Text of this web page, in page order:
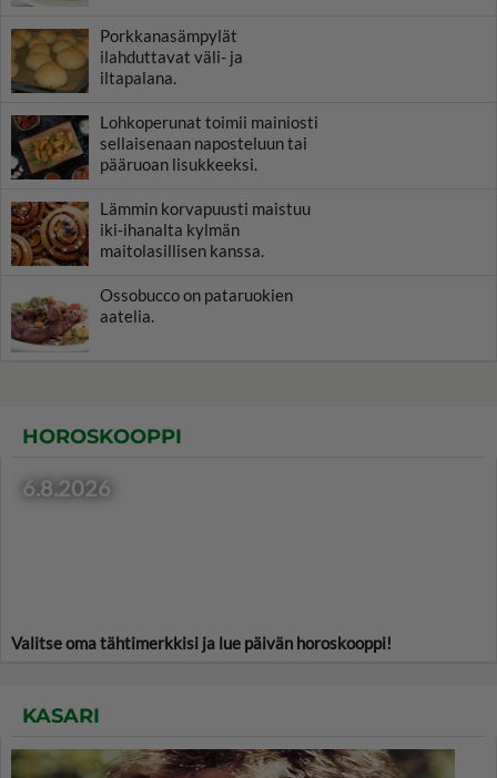
Porkkanasämpylät
ilahduttavat väli- ja
iltapalana.
Lohkoperunat toimii mainiosti
sellaisenaan naposteluun tai
pääruoan lisukkeeksi.
Lämmin korvapuusti maistuu
iki-ihanalta kylmän
maitolasillisen kanssa.
Ossobucco on pataruokien
aatelia.
HOROSKOOPPI
6.8.2026
Valitse oma tähtimerkkisi ja lue päivän horoskooppi!
KASARI